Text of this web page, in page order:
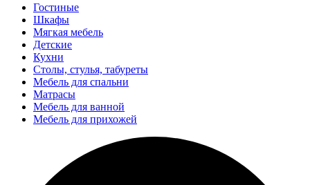
Гостиные
Шкафы
Мягкая мебель
Детские
Кухни
Столы, стулья, табуреты
Мебель для спальни
Матрасы
Мебель для ванной
Мебель для прихожей